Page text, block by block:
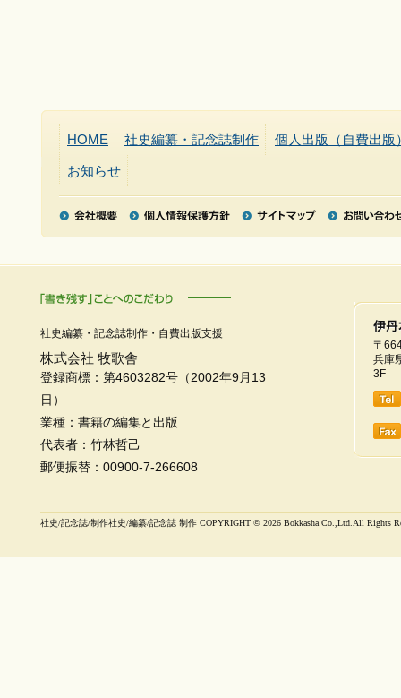
HOME 社史編纂・記念誌制作 個人出版（自費出版
お知らせ
社史編纂・記念誌制作・自費出版支援
株式会社 牧歌舎
登録商標：第4603282号（2002年9月13
日）
業種：書籍の編集と出版
代表者：竹林哲己
郵便振替：00900-7-266608
〒
兵庫
3F
社史/記念誌/制作社史/編纂/記念誌 制作 COPYRIGHT © 2026 Bokkasha Co.,Ltd.All Rights